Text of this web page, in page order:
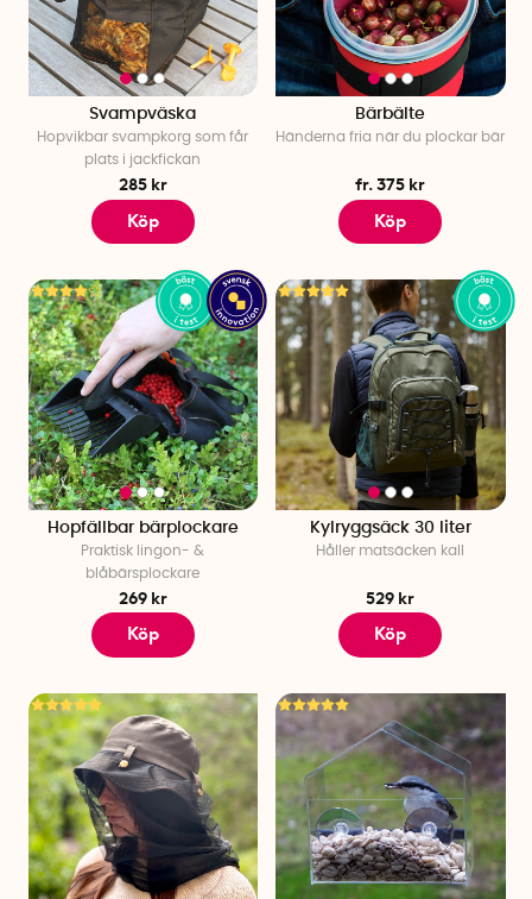
Svampväska
Hopvikbar svampkorg som får
plats i jackfickan
285 kr
Köp
Bärbälte
Händerna fria när du plockar bär
fr. 375 kr
Köp
Hopfällbar bärplockare
Praktisk lingon- &
blåbärsplockare
269 kr
Köp
Kylryggsäck 30 liter
Håller matsäcken kall
529 kr
Köp